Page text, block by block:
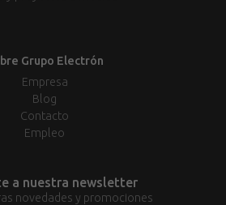
Grupo Electrón
Empresa
Blog
Contacto
Empleo
a nuestra newsletter
novedades y promociones